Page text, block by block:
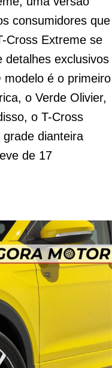
consumidores que
Cross Extreme se
detalhes exclusivos
é o primeiro
o Verde Olivier,
o T-Cross
dianteira
de 17